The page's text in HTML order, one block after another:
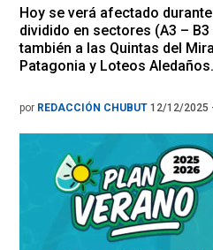
Hoy se verá afectado
dividido en sectores (A3 –
también a las Quintas del
Patagonia y Loteos Aledaños.
por REDACCIÓN CHUBUT 12/12/2025